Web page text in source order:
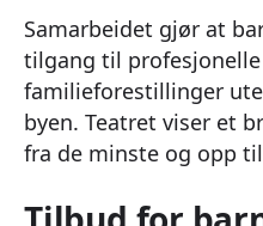
Samarbeidet gjør at
tilgang til
familieforestillinger
byen. Teatret viser et
fra de minste og opp